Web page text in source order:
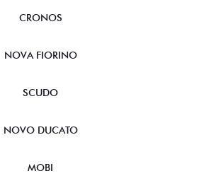
CRONOS
NOVA FIORINO
SCUDO
NOVO DUCATO
MOBI